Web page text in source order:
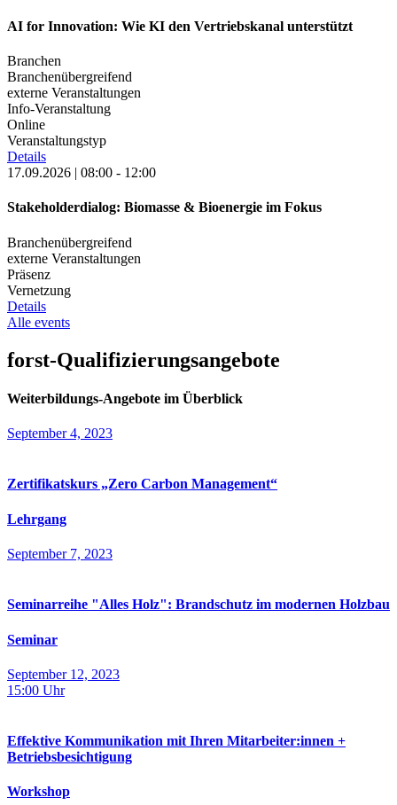
AI for Innovation: Wie KI den Vertriebskanal unterstützt
Branchen
Branchenübergreifend
externe Veranstaltungen
Info-Veranstaltung
Online
Veranstaltungstyp
Details
17.09.2026 | 08:00 - 12:00
Stakeholderdialog: Biomasse & Bioenergie im Fokus
Branchenübergreifend
externe Veranstaltungen
Präsenz
Vernetzung
Details
Alle events
forst-Qualifizierungsangebote
Weiterbildungs-Angebote im Überblick
September 4, 2023
Zertifikatskurs „Zero Carbon Management“
Lehrgang
September 7, 2023
Seminarreihe "Alles Holz": Brandschutz im modernen Holzbau
Seminar
September 12, 2023
15:00 Uhr
Effektive Kommunikation mit Ihren Mitarbeiter:innen +
Betriebsbesichtigung
Workshop